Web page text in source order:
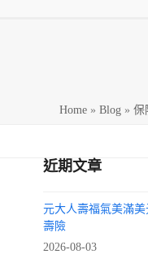
Home » Blog » 保
近期文章
元大人壽福氣美滿
壽險
2026-08-03